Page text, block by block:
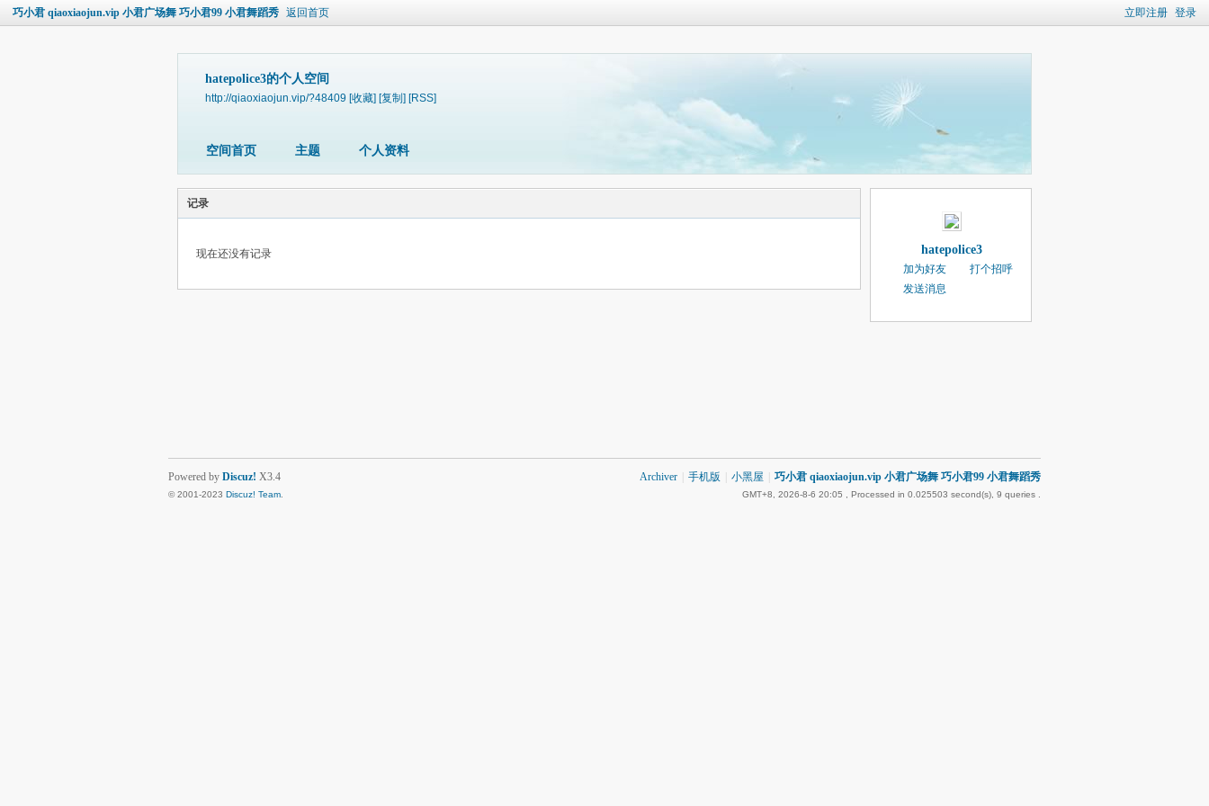
立即注册 登录
巧小君 qiaoxiaojun.vip 小君广场舞 巧小君99 小君舞蹈秀 返回首页
hatepolice3的个人空间
http://qiaoxiaojun.vip/?48409 [收藏] [复制] [RSS]
空间首页 主题 个人资料
记录
现在还没有记录 hatepolice3
加为好友
打个招呼
发送消息
Archiver 手机版 小黑屋 巧小君 qiaoxiaojun.vip 小君广场舞 巧小君99 小君舞蹈秀
GMT+8, 2026-8-6 20:05 , Processed in 0.025503 second(s), 9 queries .
Powered by Discuz! X3.4
© 2001-2023 Discuz! Team